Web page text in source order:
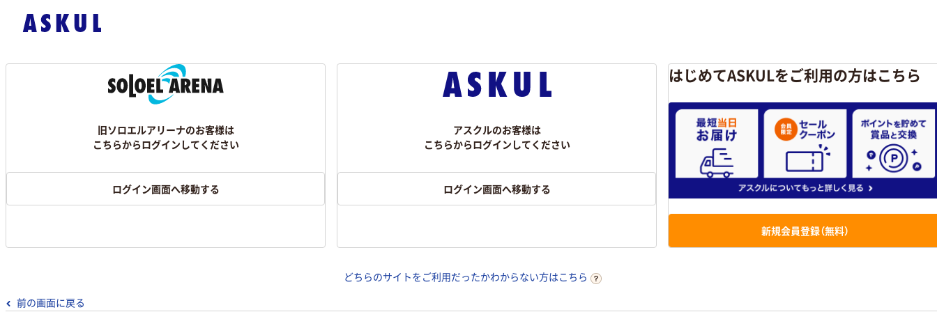
旧ソロエルアリーナのお客様は
こちらからログインしてください
ログイン画面へ移動する
アスクルのお客様は
こちらからログインしてください
ログイン画面へ移動する
はじめてASKULをご利用の方はこちら
新規会員登録（無料）
どちらのサイトをご利用だったかわからない方はこちら
前の画面に戻る